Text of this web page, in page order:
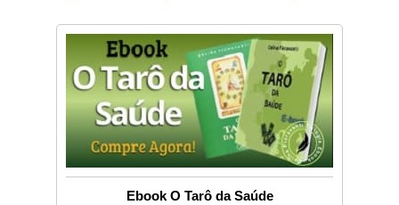
para empreender algo. - Possível início de um relacionamento sério.
Trabalho : -Sempre em m...
Ebook O Tarô da Saúde